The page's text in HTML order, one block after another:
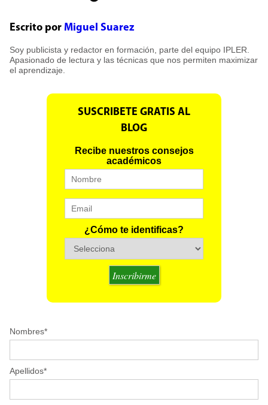
Escrito por Miguel Suarez
Soy publicista y redactor en formación, parte del equipo IPLER.
Apasionado de lectura y las técnicas que nos permiten maximizar
el aprendizaje.
SUSCRIBETE GRATIS AL
BLOG
Recibe nuestros consejos
académicos
¿Cómo te identificas?
Nombres*
Apellidos*